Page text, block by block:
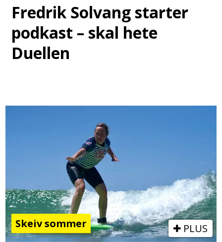
Fredrik Solvang starter
podkast – skal hete
Duellen
Skeiv sommer PLUS